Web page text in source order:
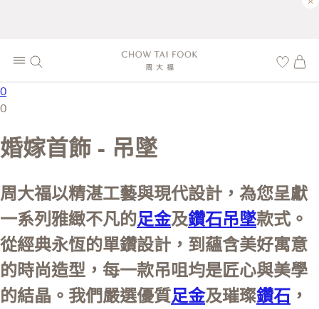
0
0
婚嫁首飾 - 吊墜
周大福以精湛工藝與現代設計，為您呈獻
一系列雅緻不凡的足金及鑽石吊墜款式。
從經典永恆的單鑽設計，到蘊含美好寓意
的時尚造型，每一款吊咀均是匠心與美學
的結晶。我們嚴選優質足金及璀璨鑽石 ，